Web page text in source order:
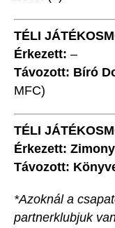
TÉLI
Érkezett: –
Távozott: Bíró
MFC)
TÉLI
Érkezett:
Távozott:
*Azoknál a
partnerklubjuk